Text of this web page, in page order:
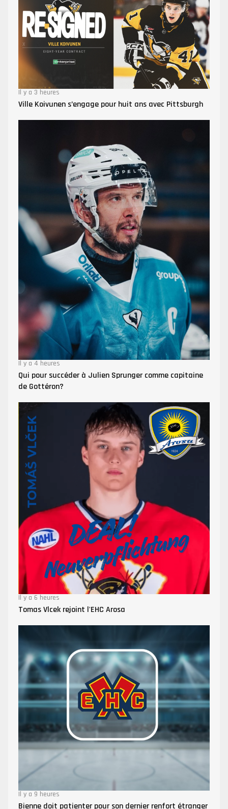
Il y a 3 heures
Ville Koivunen s’engage pour huit ans avec Pittsburgh
Il y a 4 heures
Qui pour succéder à Julien Sprunger comme capitaine
de Gottéron?
Il y a 6 heures
Tomas Vlcek rejoint l'EHC Arosa
Il y a 9 heures
Bienne doit patienter pour son dernier renfort étranger